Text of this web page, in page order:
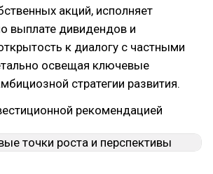
акций, исполняет
выплате дивидендов и
к диалогу с частными
освещая ключевые
стратегии развития.
рекомендацией